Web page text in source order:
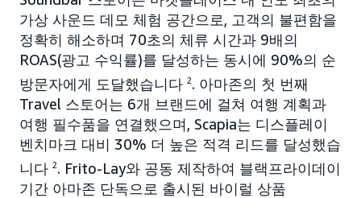
가상 사운드 데모 체험 공간으로, 고객의 불편함을
정확히 해소하며 70초의 체류 시간과 9배의
ROAS(광고 수익률)를 달성하는 동시에 90%의 순
방문자에게 도달했습니다 2. 아마존의 첫 번째
Travel 스토어는 6개 브랜드에 걸쳐 여행 계획과
여행 필수품을 연결했으며, Scapia는 디스플레이
벤치마크 대비 30% 더 높은 적격 리드를 달성했습
니다 2. Frito-Lay와 공동 제작하여 블랙프라이데이
기간 아마존 단독으로 출시된 바이럴 상품